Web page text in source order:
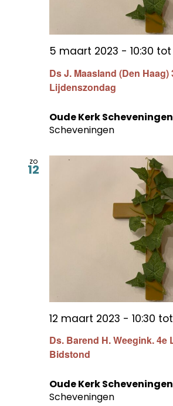
Ds J. Maasland (Den Haag)
Lijdenszondag
5 maart 2023 - 10:30 tot
Oude Kerk Scheveningen
Scheveningen
zo
12
Ds. Barend H. Weegink.
Bidstond
12 maart 2023 - 10:30 tot
Oude Kerk Scheveningen
Scheveningen